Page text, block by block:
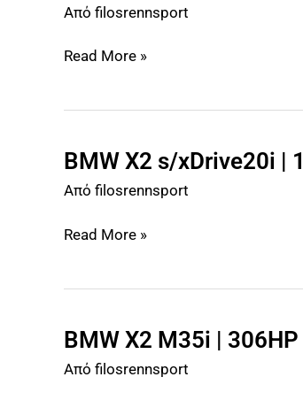
Από filosrennsport
sDrive18i
Read More »
BMW X2 s/xDrive20i |
Από filosrennsport
BMW
Read More »
BMW X2 M35i | 306HP
Από filosrennsport
BMW